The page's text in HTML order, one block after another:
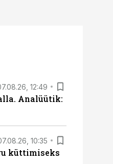
12:49
Analüütik:
10:35
küttimiseks